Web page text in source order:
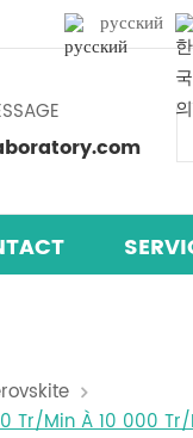
русский
Tr/min À 10 000